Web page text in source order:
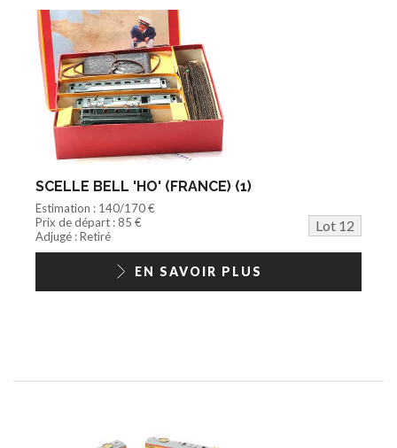
SCELLE BELL 'HO' (FRANCE) (1)
Estimation : 140/170 €
Prix de départ : 85 €
Lot 12
Adjugé : Retiré
EN SAVOIR PLUS